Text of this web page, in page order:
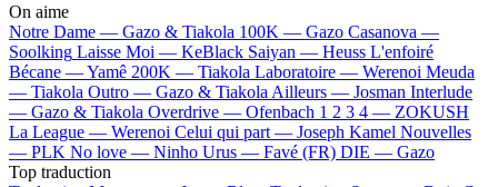
On aime
Notre Dame — Gazo & Tiakola 100K — Gazo Casanova —
Soolking Laisse Moi — KeBlack Saiyan — Heuss L'enfoiré
Bécane —Yamê 200K — Tiakola Laboratoire — Werenoi Meuda
— Tiakola Outro — Gazo & Tiakola Ailleurs — Josman Interlude
— Gazo & Tiakola Overdrive — Ofenbach 1 2 3 4 — ZOKUSH
La League — Werenoi Celui qui part — Joseph Kamel Nouvelles
— PLK No love — Ninho Urus — Favé (FR) DIE — Gazo
Top traduction